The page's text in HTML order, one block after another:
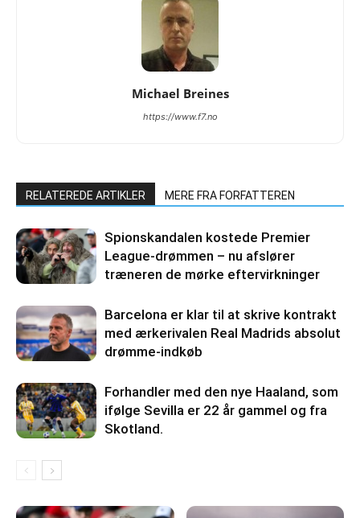
Michael Breines
https://www.f7.no
RELATEREDE ARTIKLER MERE FRA FORFATTEREN
Spionskandalen kostede Premier
League-drømmen – nu afslører
træneren de mørke eftervirkninger
Barcelona er klar til at skrive kontrakt
med ærkerivalen Real Madrids absolut
drømme-indkøb
Forhandler med den nye Haaland, som
ifølge Sevilla er 22 år gammel og fra
Skotland.